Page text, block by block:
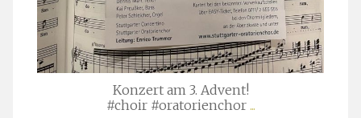
Konzert am 3. Advent!
#choir #oratorienchor ...